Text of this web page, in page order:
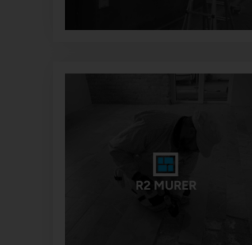
R2 MURER